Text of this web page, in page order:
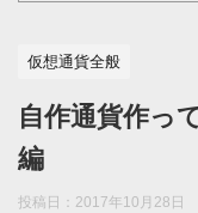
仮想通貨全般
自作通貨作
編
投稿日： 2017年10月28日